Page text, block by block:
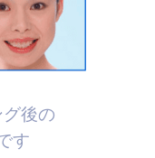
後の
す